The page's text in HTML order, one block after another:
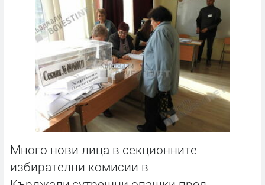
Много нови лица в секционните
избирателни комисии в